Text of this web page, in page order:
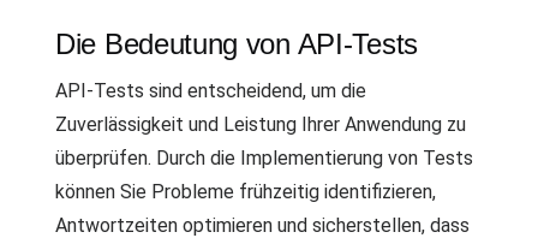
Die Bedeutung von API-Tests
API-Tests sind entscheidend, um die
Zuverlässigkeit und Leistung Ihrer Anwendung zu
überprüfen. Durch die Implementierung von Tests
können Sie Probleme frühzeitig identifizieren,
Antwortzeiten optimieren und sicherstellen, dass